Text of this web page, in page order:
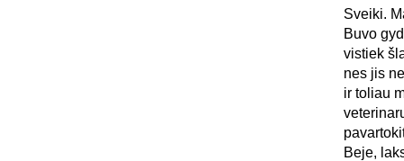
Sveiki.
Buvo
vistiek
nes jis
ir toliau
Beje,